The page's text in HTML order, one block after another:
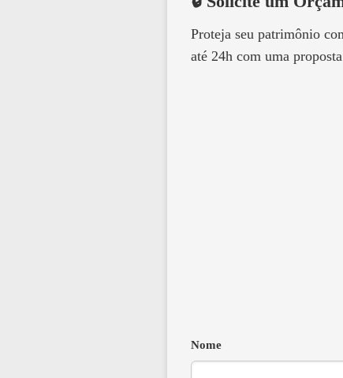
Proteja seu patrimônio
até 24h com uma
Nome